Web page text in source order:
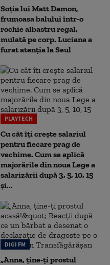
Soția lui Matt Damon,
frumoasa balului într-o
rochie albastru regal,
mulată pe corp. Luciana a
furat atenția la Seul
PLAYTECH
Cu cât îți crește salariul
pentru fiecare prag de
vechime. Cum se aplică
majorările din noua Lege a
salarizării după 3, 5, 10, 15
și...
DIGI FM
„Anna, ţine-ţi prostul